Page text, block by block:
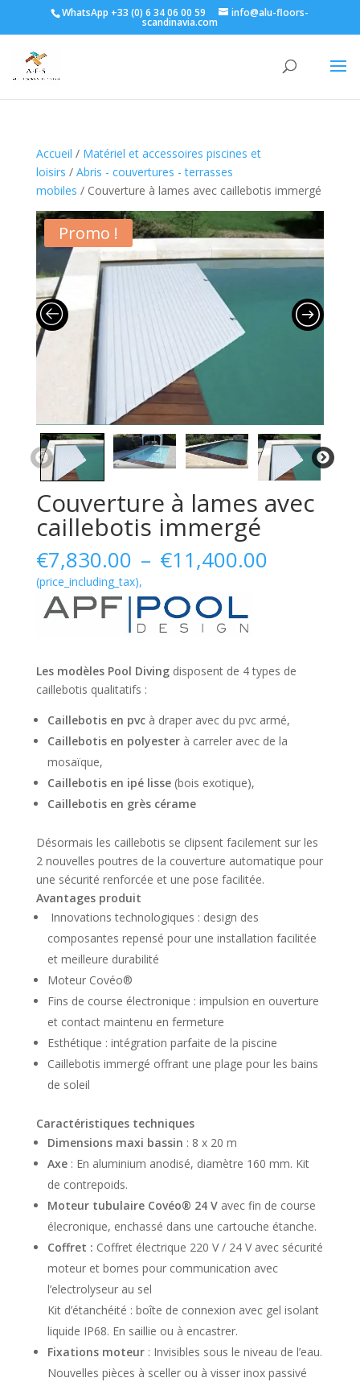
WhatsApp +33 (0) 6 34 06 00 59 info@alu-floors-
scandinavia.com
Accueil / Matériel et accessoires piscines et
loisirs / Abris - couvertures - terrasses
mobiles / Couverture à lames avec caillebotis immergé
Promo !
Couverture à lames avec
caillebotis immergé
€7,830.00 – €11,400.00Plage
(price_including_tax),
Les modèles Pool Divingdisposent de 4 types de
caillebotis qualitatifs :
Caillebotis en pvcà draper avec du pvc armé,
Caillebotis en polyesterà carreler avec de la
mosaïque,
Caillebotis en ipé lisse(bois exotique),
Caillebotis en grès cérame
Désormais les caillebotis se clipsent facilement sur les
2 nouvelles poutres de la couverture automatique pour
une sécurité renforcée et une pose facilitée.
Avantages produit
Innovations technologiques : design des
composantes repensé pour une installation facilitée
et meilleure durabilité
Moteur Covéo®
Fins de course électronique : impulsion en ouverture
et contact maintenu en fermeture
Esthétique : intégration parfaite de la piscine
Caillebotis immergé offrant une plage pour les bains
de soleil
Caractéristiques techniques
Dimensions maxi bassin : 8 x 20 m
Axe: En aluminium anodisé, diamètre 160 mm. Kit
de contrepoids.
Moteur tubulaire Covéo® 24 Vavec fin de course
élecronique, enchassé dans une cartouche étanche.
Coffret : Coffret électrique 220 V / 24 V avec sécurité
moteur et bornes pour communication avec
l’electrolyseur au sel
Kit d’étanchéité : boîte de connexion avec gel isolant
liquide IP68. En saillie ou à encastrer.
Fixations moteur: Invisibles sous le niveau de l’eau.
Nouvelles pièces à sceller ou à visser inox passivé